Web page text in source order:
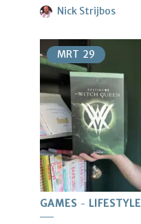
Nick Strijbos
MRT 29
GAMES LIFESTYLE